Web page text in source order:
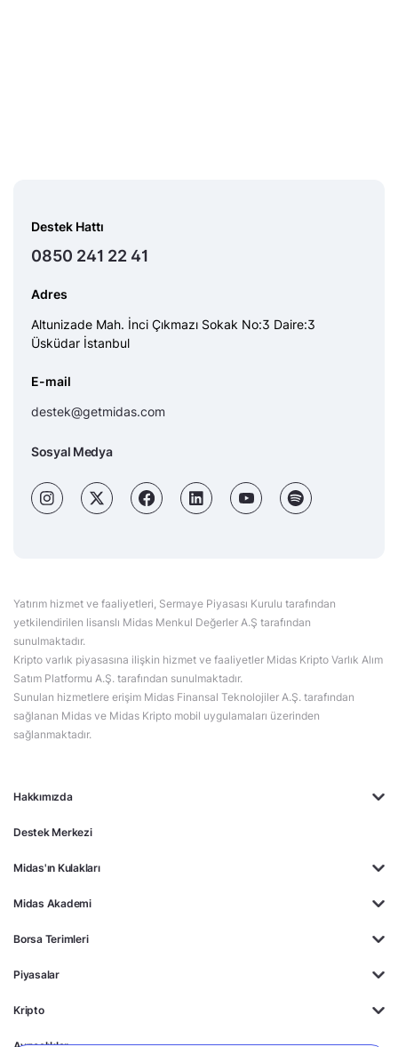
Hakkımızda
Destek Merkezi
Midas'ın Kulakları
Midas Akademi
Borsa Terimleri
Piyasalar
Kripto
Destek Hattı
0850 241 22 41
Adres
Altunizade Mah. İnci Çıkmazı Sokak No:3 Daire:3
Üsküdar İstanbul
E-mail
destek@getmidas.com
Sosyal Medya
Yatırım hizmet ve faaliyetleri, Sermaye Piyasası Kurulu tarafından
yetkilendirilen lisanslı Midas Menkul Değerler A.Ş tarafından
sunulmaktadır.
Kripto varlık piyasasına ilişkin hizmet ve faaliyetler Midas Kripto Varlık Alım
Satım Platformu A.Ş. tarafından sunulmaktadır.
Sunulan hizmetlere erişim Midas Finansal Teknolojiler A.Ş. tarafından
sağlanan Midas ve Midas Kripto mobil uygulamaları üzerinden
sağlanmaktadır.